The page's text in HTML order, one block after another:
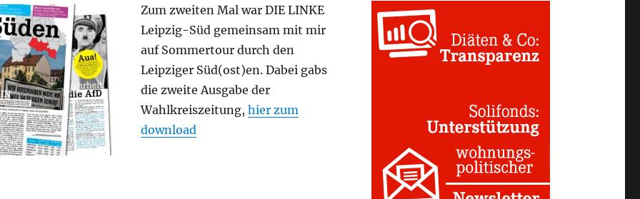
Zum zweiten Mal war DIE LINKE
Leipzig-Süd gemeinsam mit mir
auf Sommertour durch den
Leipziger Süd(ost)en. Dabei gabs
die zweite Ausgabe der
Wahlkreiszeitung, hier zum
download